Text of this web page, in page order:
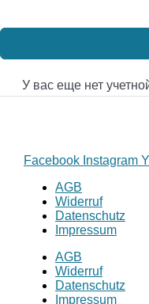
У вас еще нет
Facebook Instagram
AGB
Widerruf
Datenschutz
Impressum
AGB
Widerruf
Datenschutz
Impressum